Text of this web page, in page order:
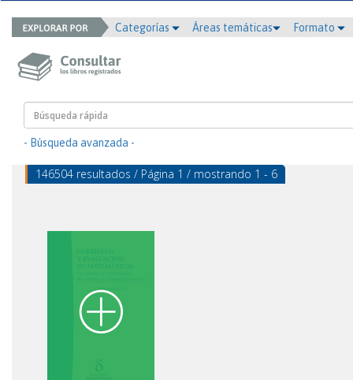
Categorías Áreas temáticas Formato
- Búsqueda avanzada -
146504 resultados / Página 1 / mostrando 1 - 6